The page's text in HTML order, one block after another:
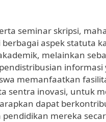
seminar skripsi,
aspek statuta
melainkan
memanfaatkan
sentra inovasi, untuk
dapat
mereka